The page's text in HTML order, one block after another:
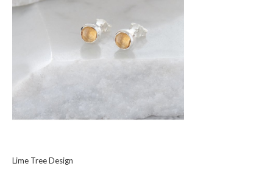
Lime Tree Design